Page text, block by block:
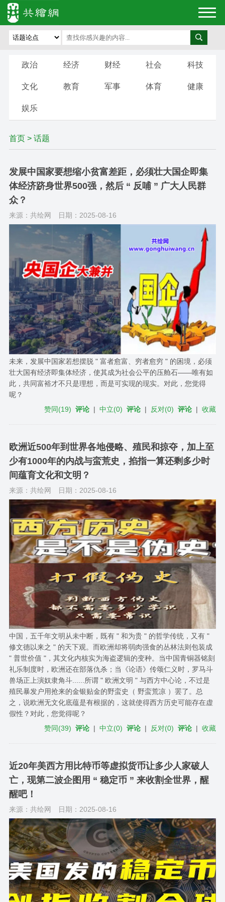
政治 经济 财经 社会 科技
文化 教育 军事 体育 健康
娱乐
首页> 话题
发展中国家要想缩小贫富差距，必须壮大国企即集
体经济跻身世界500强，然后 “ 反哺 ” 广大人民群
众？
来源：共绘网 日期：2025-08-16
未来，发展中国家若想摆脱 " 富者愈富、穷者愈穷 " 的困境，必须
壮大国有经济即集体经济，使其成为社会公平的压舱石——唯有如
此，共同富裕才不只是理想，而是可实现的现实。对此，您觉得
呢？
赞同(19) 评论 |中立(0) 评论 | 反对(0) 评论 |收藏
欧洲近500年到世界各地侵略、殖民和掠夺，加上至
少有1000年的内战与蛮荒史，掐指一算还剩多少时
间蕴育文化和文明？
来源：共绘网 日期：2025-08-16
中国，五千年文明从未中断，既有 " 和为贵 " 的哲学传统，又有 "
修文德以来之 " 的天下观。而欧洲却将弱肉强食的丛林法则包装成
" 普世价值 "，其文化内核实为海盗逻辑的变种。当中国青铜器铭刻
礼乐制度时，欧洲还在部落仇杀；当《论语》传颂仁义时，罗马斗
兽场正上演奴隶角斗......所谓 " 欧洲文明 " 与西方中心论，不过是
殖民暴发户用抢来的金银贴金的野蛮史（ 野蛮荒凉 ）罢了。总
之，说欧洲无文化底蕴是有根据的，这就使得西方历史可能存在虚
假性？对此，您觉得呢？
赞同(39) 评论 |中立(0) 评论 | 反对(0) 评论 |收藏
近20年美西方用比特币等虚拟货币让多少人家破人
亡，现第二波企图用 “ 稳定币 ” 来收割全世界，醒
醒吧！
来源：共绘网 日期：2025-08-16